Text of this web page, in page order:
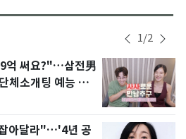
1/2
억 써요?"…삼전男
체소개팅 예능 화
아달라"…'4년 공